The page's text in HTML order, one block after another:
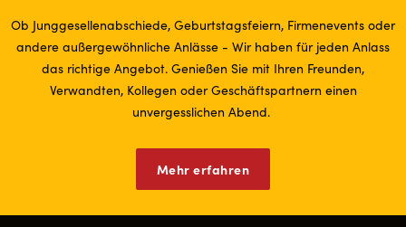
Ob Junggesellenabschiede, Geburtstagsfeiern, Firmenevents oder
andere außergewöhnliche Anlässe - Wir haben für jeden Anlass
das richtige Angebot. Genießen Sie mit Ihren Freunden,
Verwandten, Kollegen oder Geschäftspartnern einen
unvergesslichen Abend.
Mehr erfahren